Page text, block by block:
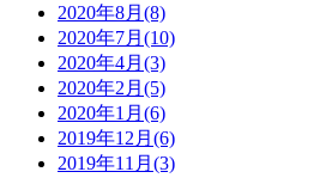
2020年8月(8)
2020年7月(10)
2020年4月(3)
2020年2月(5)
2020年1月(6)
2019年12月(6)
2019年11月(3)